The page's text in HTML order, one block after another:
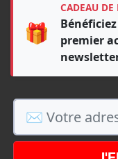
🎁
CADEAU
premier